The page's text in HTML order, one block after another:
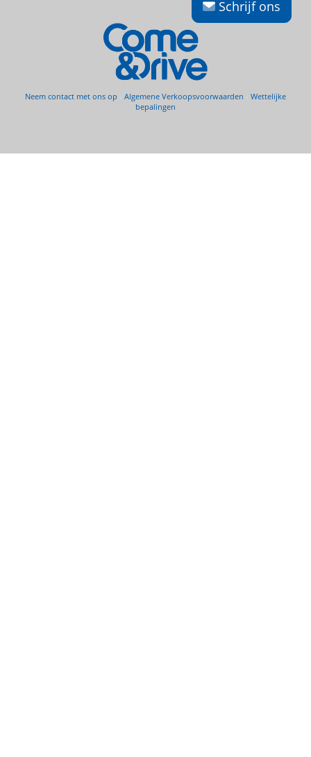
Schrijf ons
Neem contact met ons op Algemene Verkoopsvoorwaarden
Wettelijke
bepalingen